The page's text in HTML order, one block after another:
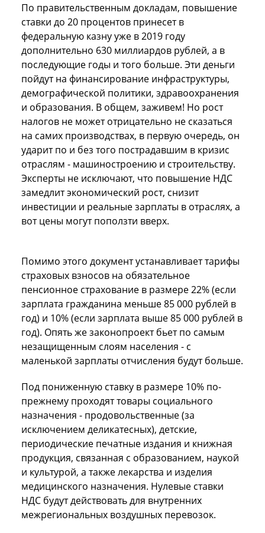
По правительственным докладам, повышение
ставки до 20 процентов принесет в
федеральную казну уже в 2019 году
дополнительно 630 миллиардов рублей, а в
последующие годы и того больше. Эти деньги
пойдут на финансирование инфраструктуры,
демографической политики, здравоохранения
и образования. В общем, заживем! Но рост
налогов не может отрицательно не сказаться
на самих производствах, в первую очередь, он
ударит по и без того пострадавшим в кризис
отраслям - машиностроению и строительству.
Эксперты не исключают, что повышение НДС
замедлит экономический рост, снизит
инвестиции и реальные зарплаты в отраслях, а
вот цены могут поползти вверх.
Помимо этого документ устанавливает тарифы
страховых взносов на обязательное
пенсионное страхование в размере 22% (если
зарплата гражданина меньше 85 000 рублей в
год) и 10% (если зарплата выше 85 000 рублей в
год). Опять же законопроект бьет по самым
незащищенным слоям населения - с
маленькой зарплаты отчисления будут больше.
Под пониженную ставку в размере 10% по-
прежнему проходят товары социального
назначения - продовольственные (за
исключением деликатесных), детские,
периодические печатные издания и книжная
продукция, связанная с образованием, наукой
и культурой, а также лекарства и изделия
медицинского назначения. Нулевые ставки
НДС будут действовать для внутренних
межрегиональных воздушных перевозок.